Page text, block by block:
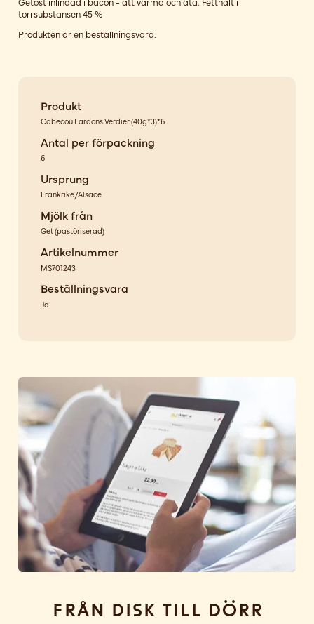
torrsubstansen 45 %
Produkten är en beställningsvara.
Produkt
Cabecou Lardons Verdier (40g*3)*6
Antal per förpackning
6
Ursprung
Frankrike/Alsace
Mjölk från
Get(pastöriserad)
Artikelnummer
MS701243
Beställningsvara
Ja
Från disk till dörr